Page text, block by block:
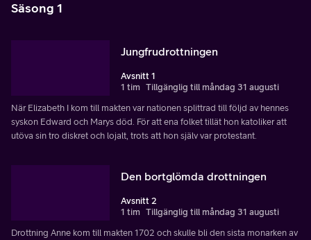
Säsong 1
Jungfrudrottningen
Avsnitt 1
1 tim Tillgänglig till måndag 31 augusti
När Elizabeth I kom till makten var nationen splittrad till följd av hennes
syskon Edward och Marys död. För att ena folket tillät hon katoliker att
utöva sin tro diskret och lojalt, trots att hon själv var protestant.
Den bortglömda drottningen
Avsnitt 2
1 tim Tillgänglig till måndag 31 augusti
Drottning Anne kom till makten 1702 och skulle bli den sista monarken av